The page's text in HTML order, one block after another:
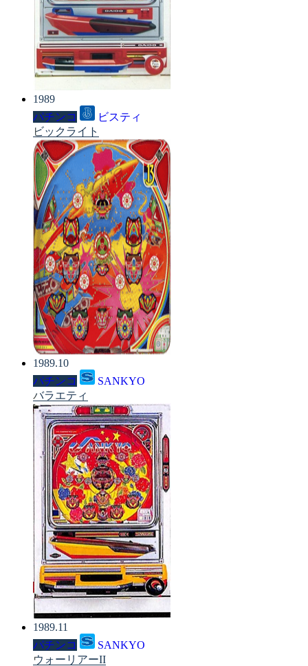
1989
パチンコ
ビスティ
ビックライト
1989.10
パチンコ
SANKYO
バラエティ
1989.11
パチンコ
SANKYO
ウォーリアーII